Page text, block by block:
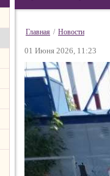
Главная / Новости
01 Июня 2026, 11:23